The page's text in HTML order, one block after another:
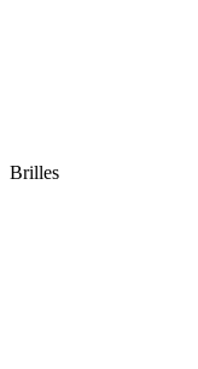
Brilles